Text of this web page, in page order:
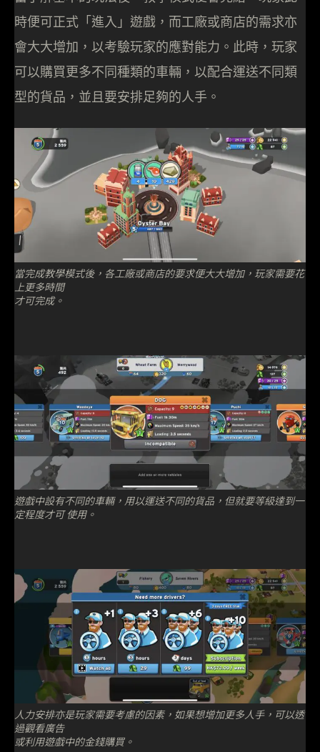
時便可正式「進入」遊戲，而工廠或商店的需求亦
會大大增加，以考驗玩家的應對能力。此時，玩家
可以購買更多不同種類的車輛，以配合運送不同類
型的貨品，並且要安排足夠的人手。
當完成教學模式後，各工廠或商店的要求便大大增加，玩家需要花
上更多時間
才可完成。
遊戲中設有不同的車輛，用以運送不同的貨品，但就要等級達到一
定程度才可 使用。
人力安排亦是玩家需要考慮的因素，如果想增加更多人手，可以透
過觀看廣告
或利用遊戲中的金錢購買。